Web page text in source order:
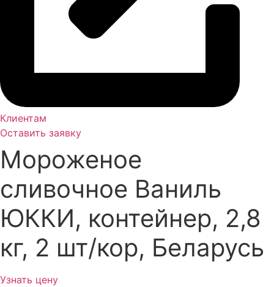
Клиентам
Оставить заявку
Мороженое
сливочное Ваниль
ЮККИ, контейнер, 2,8
кг, 2 шт/кор, Беларусь
Узнать цену